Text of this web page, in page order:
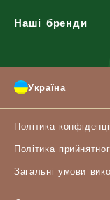
Наші бренди
Політика
Політика
Загальні умови
Україна